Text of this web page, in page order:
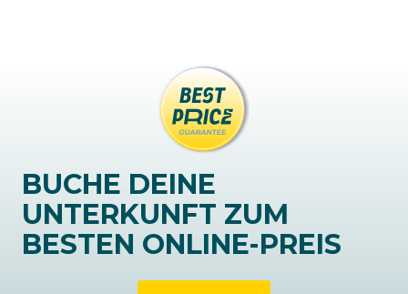
BUCHE DEINE
UNTERKUNFT ZUM
BESTEN ONLINE-PREIS